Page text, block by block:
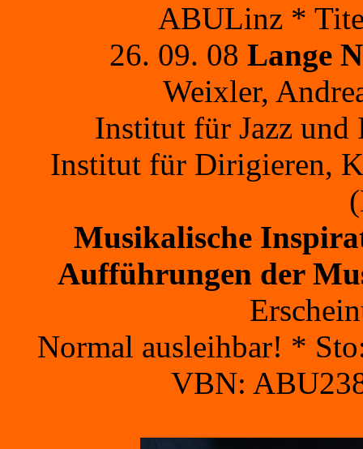
ABULinz *
26. 09. 08Lange
Weixler,
Institut für Jazz
Institut für Dirigieren,
Musikalische
Aufführungen der
Normal ausleihbar! *
VBN: